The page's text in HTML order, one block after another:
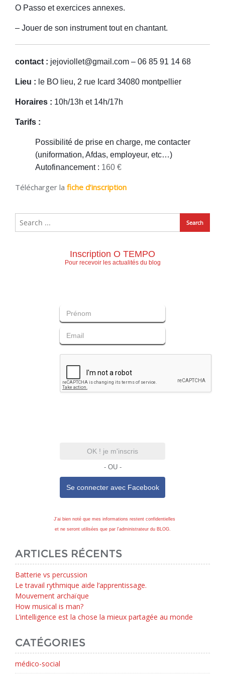
O Passo et exercices annexes.
– Jouer de son instrument tout en chantant.
contact : jejoviollet@gmail.com – 06 85 91 14 68
Lieu : le BO lieu, 2 rue Icard 34080 montpellier
Horaires : 10h/13h et 14h/17h
Tarifs :
Possibilité de prise en charge, me contacter
(uniformation, Afdas, employeur, etc…)
Autofinancement : 160 €
Télécharger la fiche d’inscription
Inscription O TEMPO
Pour recevoir les actualités du blog
OK ! je m'inscris
- OU -
Se connecter avec Facebook
J'ai bien noté que mes informations restent confidentielles
et ne seront utilisées que par l'administrateur du BLOG.
ARTICLES RÉCENTS
Batterie vs percussion
Le travail rythmique aide l’apprentissage.
Mouvement archaïque
How musical is man?
L’intelligence est la chose la mieux partagée au monde
CATÉGORIES
médico-social